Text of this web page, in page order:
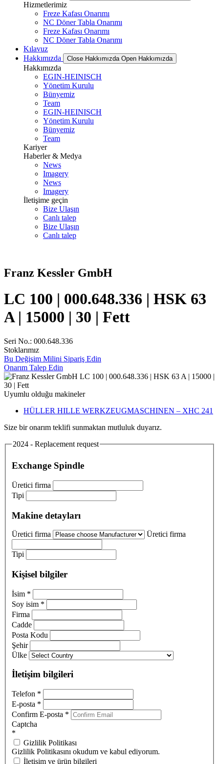
Hizmetlerimiz
Freze Kafası Onarımı
NC Döner Tabla Onarımı
Freze Kafası Onarımı
NC Döner Tabla Onarımı
Kılavuz
Hakkımızda
Close Hakkımızda Open Hakkımızda
Hakkımızda
EGIN-HEINISCH
Yönetim Kurulu
Bünyemiz
Team
EGIN-HEINISCH
Yönetim Kurulu
Bünyemiz
Team
Kariyer
Haberler & Medya
News
Imagery
News
Imagery
İletişime geçin
Bize Ulaşın
Canlı talep
Bize Ulaşın
Canlı talep
Franz Kessler GmbH
LC 100 | 000.648.336 | HSK 63
A | 15000 | 30 | Fett
Seri No.: 000.648.336
Stoklarımız
Bu Değişim Milini Sipariş Edin
Onarım Talep Edin
Uyumlu olduğu makineler
HÜLLER HILLE WERKZEUGMASCHINEN – XHC 241
Size bir onarım teklifi sunmaktan mutluluk duyarız.
2024 - Replacement request
Exchange Spindle
Üretici firma
Tipi
Makine detayları
Üretici firma Üretici firma
Tipi
Kişisel bilgiler
İsim *
Soy isim *
Firma
Cadde
Posta Kodu
Şehir
Ülke
İletişim bilgileri
Telefon *
E-posta *
Confirm E-posta *
Captcha
*
Gizlilik Politikası
Gizlilik Politikasını okudum ve kabul ediyorum.
İletişim ve ürün bilgileri